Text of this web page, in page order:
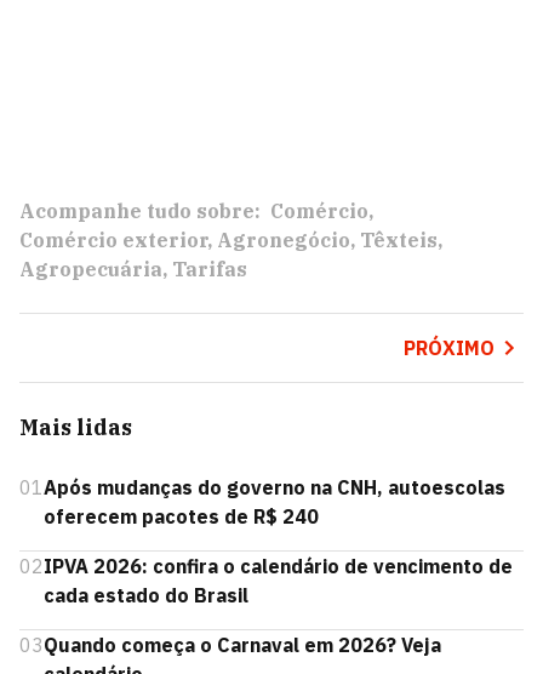
Acompanhe tudo sobre: Comércio
Comércio exterior Agronegócio Têxteis
Agropecuária Tarifas
PRÓXIMO
Mais lidas
01Após mudanças do governo na CNH, autoescolas
oferecem pacotes de R$ 240
02IPVA 2026: confira o calendário de vencimento de
cada estado do Brasil
03Quando começa o Carnaval em 2026? Veja